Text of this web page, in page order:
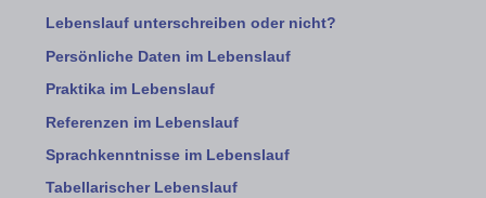
Lebenslauf unterschreiben oder nicht?
Persönliche Daten im Lebenslauf
Praktika im Lebenslauf
Referenzen im Lebenslauf
Sprachkenntnisse im Lebenslauf
Tabellarischer Lebenslauf